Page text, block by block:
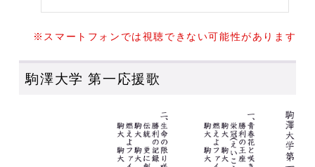
※スマートフォンでは視聴できない可能性があります
駒澤大学 第一応援歌